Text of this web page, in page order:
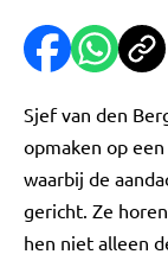
Sjef van den
opmaken op
waarbij de
gericht. Ze
hen niet alleen